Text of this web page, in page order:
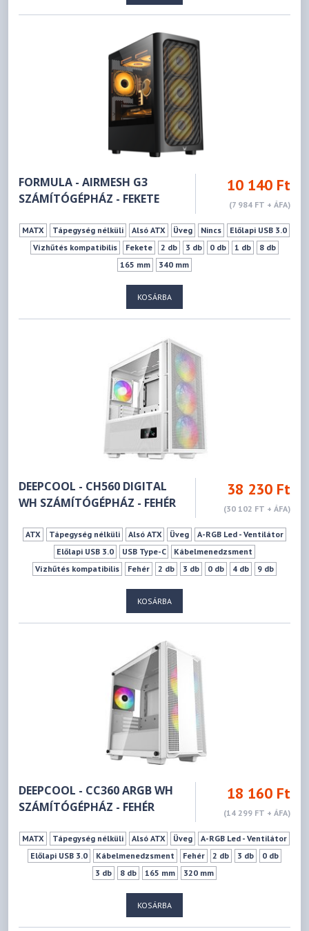
FORMULA - AIRMESH G3
SZÁMÍTÓGÉPHÁZ - FEKETE
10 140 Ft
(7 984 FT + ÁFA)
MATX Tápegység nélküli Alsó ATX Üveg Nincs
Előlapi USB 3.0
Vízhűtés kompatibilis
Fekete 2 db 3 db 0 db 1 db
8 db
165 mm
340 mm
KOSÁRBA
DEEPCOOL - CH560 DIGITAL
WH SZÁMÍTÓGÉPHÁZ - FEHÉR
38 230 Ft
(30 102 FT + ÁFA)
ATX Tápegység nélküli Alsó ATX Üveg
A-RGB Led - Ventilátor
Előlapi USB 3.0
USB Type-C
Kábelmenedzsment
Vízhűtés kompatibilis
Fehér 2 db 3 db 0 db 4 db
9 db
KOSÁRBA
DEEPCOOL - CC360 ARGB WH
SZÁMÍTÓGÉPHÁZ - FEHÉR
18 160 Ft
(14 299 FT + ÁFA)
MATX Tápegység nélküli Alsó ATX Üveg
A-RGB Led - Ventilátor
Előlapi USB 3.0
Kábelmenedzsment Fehér 2 db 3 db
0 db
3 db
8 db 165 mm 320 mm
KOSÁRBA